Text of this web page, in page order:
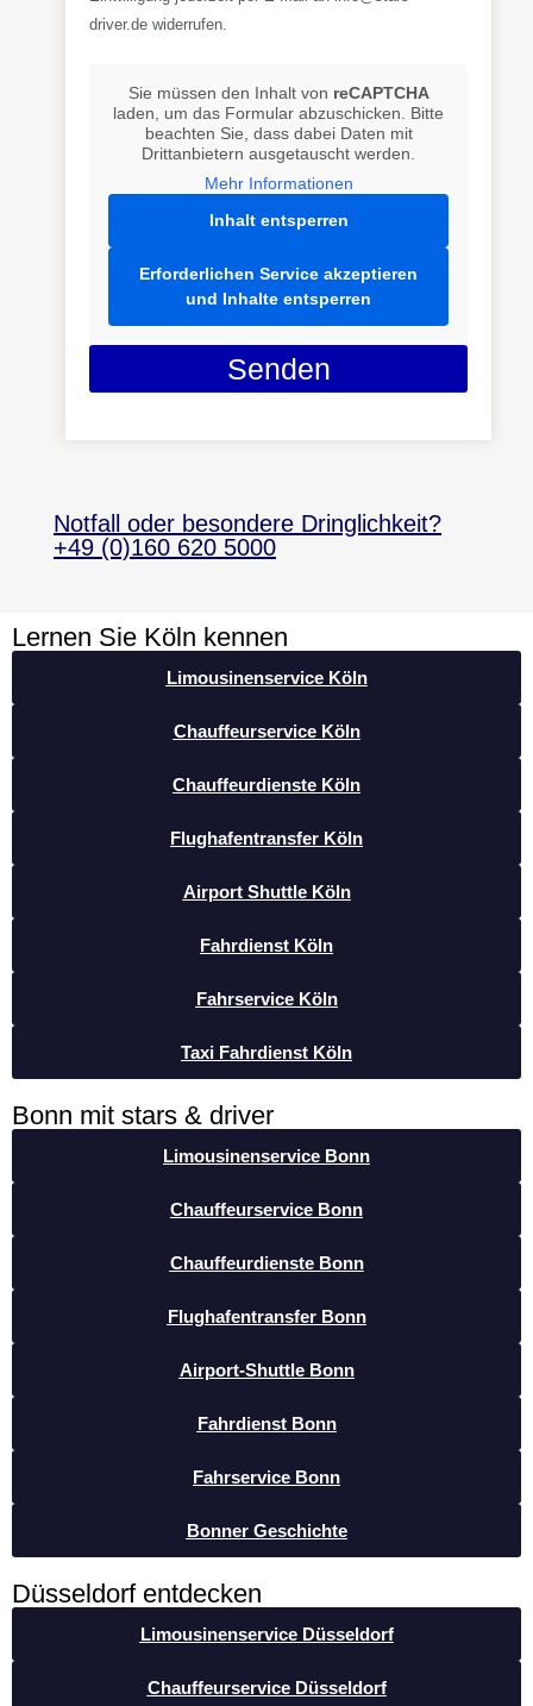
driver.de widerrufen.
Sie müssen den Inhalt von reCAPTCHA
laden, um das Formular abzuschicken. Bitte
beachten Sie, dass dabei Daten mit
Drittanbietern ausgetauscht werden.
Mehr Informationen
Inhalt entsperren
Erforderlichen Service akzeptieren
und Inhalte entsperren
Senden
Notfall oder besondere Dringlichkeit?
+49 (0)160 620 5000
Lernen Sie Köln kennen
Limousinenservice Köln
Chauffeurservice Köln
Chauffeurdienste Köln
Flughafentransfer Köln
Airport Shuttle Köln
Fahrdienst Köln
Fahrservice Köln
Taxi Fahrdienst Köln
Bonn mit stars & driver
Limousinenservice Bonn
Chauffeurservice Bonn
Chauffeurdienste Bonn
Flughafentransfer Bonn
Airport-Shuttle Bonn
Fahrdienst Bonn
Fahrservice Bonn
Bonner Geschichte
Düsseldorf entdecken
Limousinenservice Düsseldorf
Chauffeurservice Düsseldorf